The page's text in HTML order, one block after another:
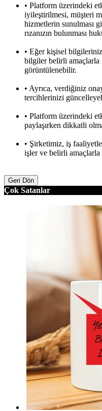
• Platform üzerindeki
iyileştirilmesi, müşteri
hizmetlerin sunulması
rızanızın bulunması
• Eğer kişisel
bilgiler belirli amaçlarla
görüntülenebilir.
• Ayrıca, verdiğiniz
tercihlerinizi
• Platform üzerindeki
paylaşırken dikkatli
• Şirketimiz, iş
işler ve belirli
Geri Dön
Çok Satanlar